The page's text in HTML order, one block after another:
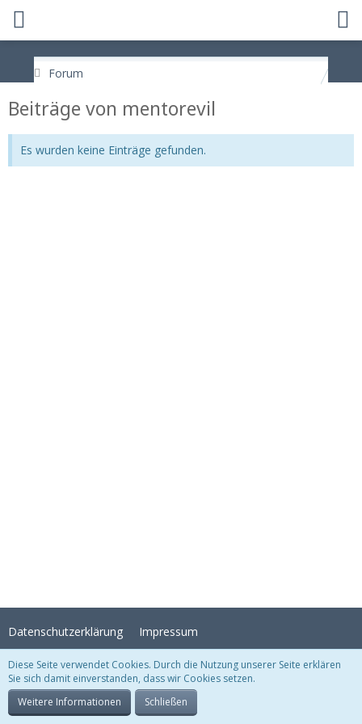
Forum
Beiträge von mentorevil
Es wurden keine Einträge gefunden.
Datenschutzerklärung Impressum
Stil:Crystal Temptation , erstellt vonKittMedia
Community-Software:
Diese Seite verwendet Cookies. Durch die Nutzung unserer Seite erklären
Sie sich damit einverstanden, dass wir Cookies setzen.
Weitere Informationen
Schließen